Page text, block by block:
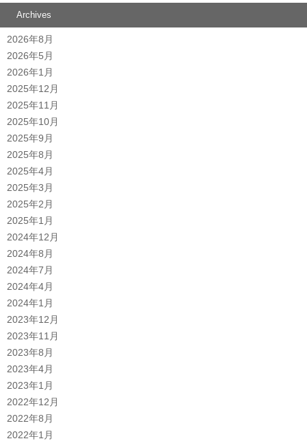
Archives
2026年8月
2026年5月
2026年1月
2025年12月
2025年11月
2025年10月
2025年9月
2025年8月
2025年4月
2025年3月
2025年2月
2025年1月
2024年12月
2024年8月
2024年7月
2024年4月
2024年1月
2023年12月
2023年11月
2023年8月
2023年4月
2023年1月
2022年12月
2022年8月
2022年1月